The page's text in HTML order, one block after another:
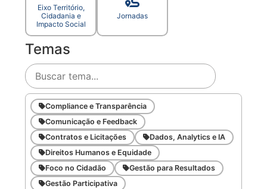
Eixo Território,
Cidadania e
Impacto Social
Jornadas
Temas
Compliance e Transparência
Comunicação e Feedback
Contratos e Licitações
Dados, Analytics e IA
Direitos Humanos e Equidade
Foco no Cidadão
Gestão para Resultados
Gestão Participativa